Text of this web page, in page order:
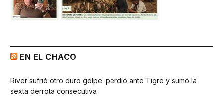
EN EL CHACO
River sufrió otro duro golpe: perdió ante Tigre y sumó la
sexta derrota consecutiva